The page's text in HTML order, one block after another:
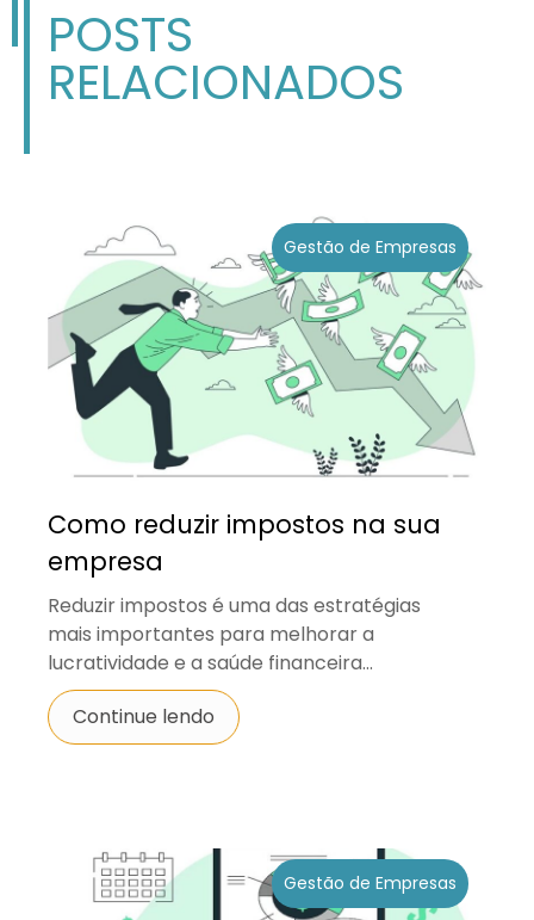
POSTS
RELACIONADOS
Gestão de Empresas
Como reduzir impostos na sua
empresa
Reduzir impostos é uma das estratégias
mais importantes para melhorar a
lucratividade e a saúde financeira...
Continue lendo
Gestão de Empresas